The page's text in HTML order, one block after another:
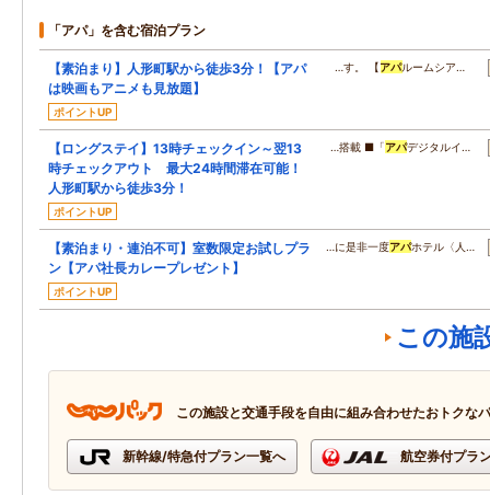
「アパ」を含む宿泊プラン
【素泊まり】人形町駅から徒歩3分！【アパ
は映画もアニメも見放題】
ポイントUP
…す。 【アパルームシア…
【ロングステイ】13時チェックイン～翌13
時チェックアウト 最大24時間滞在可能！
人形町駅から徒歩3分！
ポイントUP
…搭載 ■「アパデジタルイ…
【素泊まり・連泊不可】室数限定お試しプラ
ン【アパ社長カレープレゼント】
ポイントUP
…に是非一度アパホテル〈人…
この施
この施設と交通手段を自由に組み合わせたおトクな
新幹線/特急付プラン一覧へ 航空券付プラ